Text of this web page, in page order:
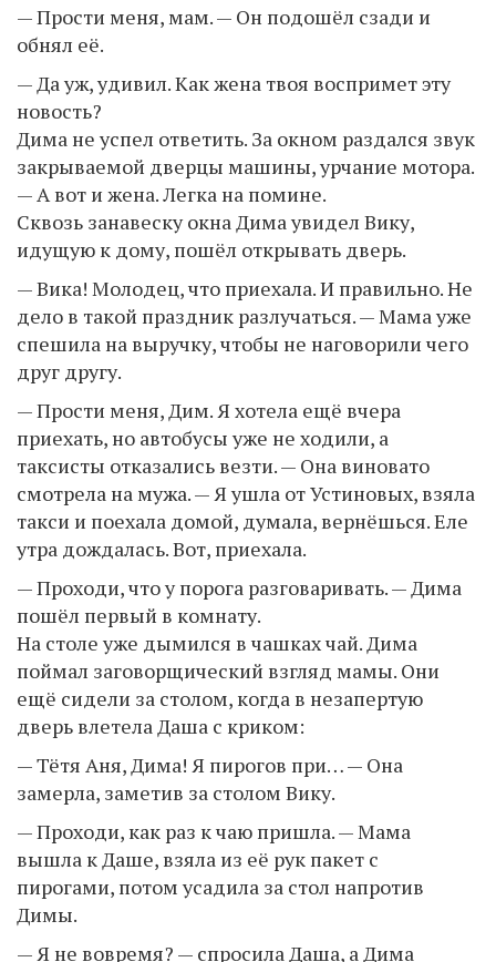
— Прости меня, мам. — Он подошёл сзади и
обнял её.
— Да уж, удивил. Как жена твоя воспримет эту
новость?
Дима не успел ответить. За окном раздался звук
закрываемой дверцы машины, урчание мотора.
— А вот и жена. Легка на помине.
Сквозь занавеску окна Дима увидел Вику,
идущую к дому, пошёл открывать дверь.
— Вика! Молодец, что приехала. И правильно. Не
дело в такой праздник разлучаться. — Мама уже
спешила на выручку, чтобы не наговорили чего
друг другу.
— Прости меня, Дим. Я хотела ещё вчера
приехать, но автобусы уже не ходили, а
таксисты отказались везти. — Она виновато
смотрела на мужа. — Я ушла от Устиновых, взяла
такси и поехала домой, думала, вернёшься. Еле
утра дождалась. Вот, приехала.
— Проходи, что у порога разговаривать. — Дима
пошёл первый в комнату.
На столе уже дымился в чашках чай. Дима
поймал заговорщический взгляд мамы. Они
ещё сидели за столом, когда в незапертую
дверь влетела Даша с криком:
— Тётя Аня, Дима! Я пирогов при… — Она
замерла, заметив за столом Вику.
— Проходи, как раз к чаю пришла. — Мама
вышла к Даше, взяла из её рук пакет с
пирогами, потом усадила за стол напротив
Димы.
— Я не вовремя? — спросила Даша, а Дима